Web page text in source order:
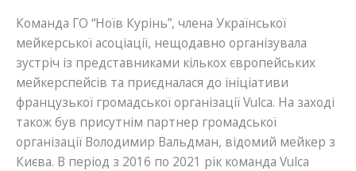
Команда ГО “Ноїв Курінь”, члена Української
мейкерської асоціації, нещодавно організувала
зустріч із представниками кількох європейських
мейкерспейсів та приєдналася до ініціативи
французької громадської організації Vulca. На заході
також був присутнім партнер громадської
організації Володимир Вальдман, відомий мейкер з
Києва. В період з 2016 по 2021 рік команда Vulca